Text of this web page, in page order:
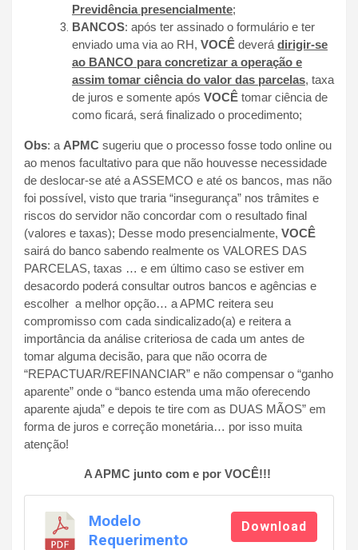
Previdência presencialmente;
BANCOS: após ter assinado o formulário e ter
enviado uma via ao RH, VOCÊ deverá dirigir-se
ao BANCO para concretizar a operação e
assim tomar ciência do valor das parcelas, taxa
de juros e somente após VOCÊ tomar ciência de
como ficará, será finalizado o procedimento;
Obs: a APMC sugeriu que o processo fosse todo online ou
ao menos facultativo para que não houvesse necessidade
de deslocar-se até a ASSEMCO e até os bancos, mas não
foi possível, visto que traria “insegurança” nos trâmites e
riscos do servidor não concordar com o resultado final
(valores e taxas); Desse modo presencialmente, VOCÊ
sairá do banco sabendo realmente os VALORES DAS
PARCELAS, taxas … e em último caso se estiver em
desacordo poderá consultar outros bancos e agências e
escolher a melhor opção… a APMC reitera seu
compromisso com cada sindicalizado(a) e reitera a
importância da análise criteriosa de cada um antes de
tomar alguma decisão, para que não ocorra de
“REPACTUAR/REFINANCIAR” e não compensar o “ganho
aparente” onde o “banco estenda uma mão oferecendo
aparente ajuda” e depois te tire com as DUAS MÃOS” em
forma de juros e correção monetária… por isso muita
atenção!
A APMC junto com e por VOCÊ!!!
Modelo
Requerimento
Download